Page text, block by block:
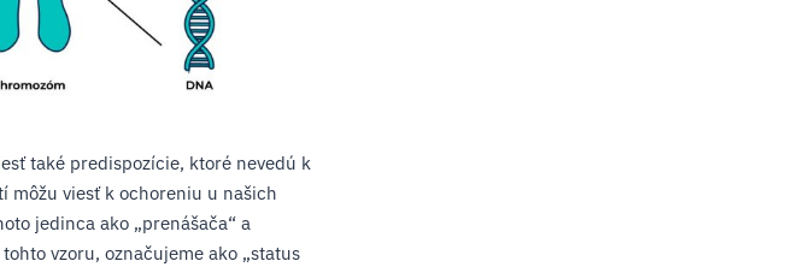
také predispozície, ktoré nevedú k
môžu viesť k ochoreniu u našich
jedinca ako „prenášača“ a
vzoru, označujeme ako „status